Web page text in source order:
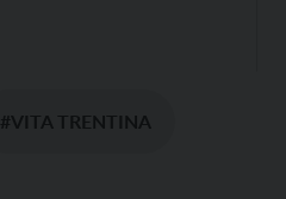
#VITA TRENTINA